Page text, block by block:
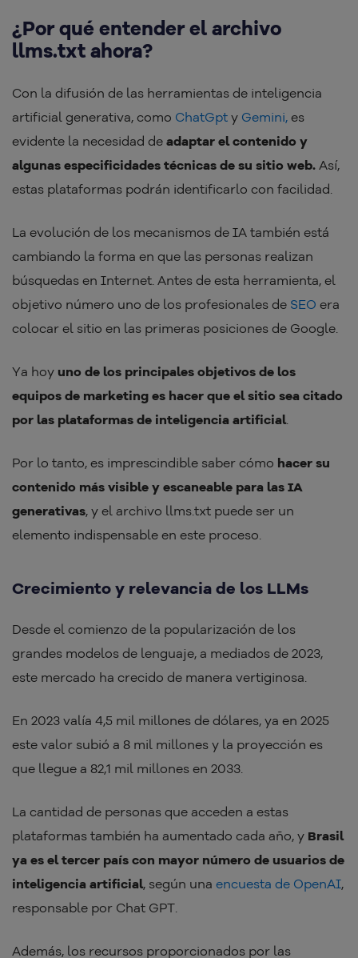
¿Por qué entender el archivo
llms.txt ahora?
Con la difusión de las herramientas de inteligencia
artificial generativa, como ChatGpt y Gemini, es
evidente la necesidad de adaptar el contenido y
algunas especificidades técnicas de su sitio web. Así,
estas plataformas podrán identificarlo con facilidad.
La evolución de los mecanismos de IA también está
cambiando la forma en que las personas realizan
búsquedas en Internet. Antes de esta herramienta, el
objetivo número uno de los profesionales de SEO era
colocar el sitio en las primeras posiciones de Google.
Ya hoy uno de los principales objetivos de los
equipos de marketing es hacer que el sitio sea citado
por las plataformas de inteligencia artificial.
Por lo tanto, es imprescindible saber cómo hacer su
contenido más visible y escaneable para las IA
generativas, y el archivo llms.txt puede ser un
elemento indispensable en este proceso.
Crecimiento y relevancia de los LLMs
Desde el comienzo de la popularización de los
grandes modelos de lenguaje, a mediados de 2023,
este mercado ha crecido de manera vertiginosa.
En 2023 valía 4,5 mil millones de dólares, ya en 2025
este valor subió a 8 mil millones y la proyección es
que llegue a 82,1 mil millones en 2033.
La cantidad de personas que acceden a estas
plataformas también ha aumentado cada año, y Brasil
ya es el tercer país con mayor número de usuarios de
inteligencia artificial, según una encuesta de OpenAI,
responsable por Chat GPT.
Además, los recursos proporcionados por las